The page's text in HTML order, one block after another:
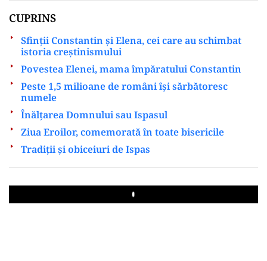
CUPRINS
Sfinții Constantin și Elena, cei care au schimbat
istoria creștinismului
Povestea Elenei, mama împăratului Constantin
Peste 1,5 milioane de români își sărbătoresc
numele
Înălțarea Domnului sau Ispasul
Ziua Eroilor, comemorată în toate bisericile
Tradiții și obiceiuri de Ispas
Play